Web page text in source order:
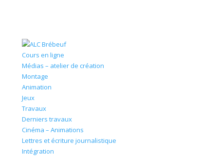
Cours en ligne
Médias – atelier de création
Montage
Animation
Jeux
Travaux
Derniers travaux
Cinéma – Animations
Lettres et écriture journalistique
Intégration